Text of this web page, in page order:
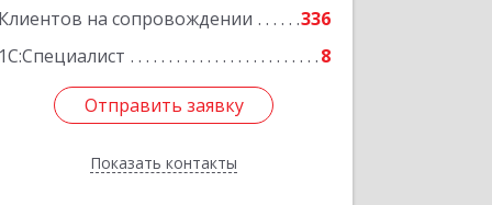
Клиентов на сопровождении
336
1С:Специалист
8
Отправить заявку
Показать контакты
Подробнее
Отправить заявку
Назад